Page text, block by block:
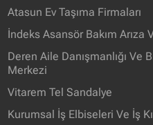
Atasun Ev Taşıma Firmaları
İndeks Asansör Bakım Arıza
Deren Aile Danışmanlığı Ve
Merkezi
Vitarem Tel Sandalye
Kurumsal İş Elbiseleri Ve İş